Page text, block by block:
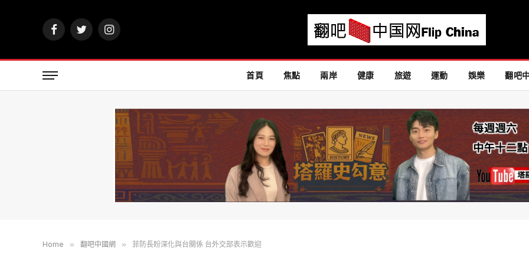
FacebookTwitterInstagram
首頁 焦點 兩岸 健康 旅遊 運動 娛樂 翻吧
Home » 翻吧中國網 » 菲防長盼深化與台關係 台外交部表示歡迎